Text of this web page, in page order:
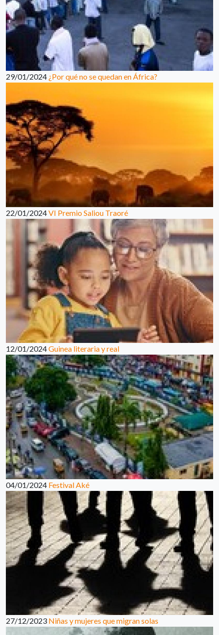
29/01/2024 ¿Por qué no se quedan en África?
22/01/2024VI Premio Saliou Traoré
12/01/2024Guinea literaria y real
04/01/2024 Festival Aké
27/12/2023 Niñas y mujeres que migran solas